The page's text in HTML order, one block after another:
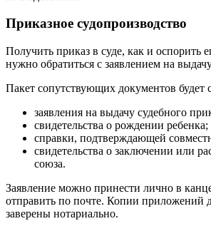
Приказное судопроизводство
Получить приказ в суде, как и оспорить
нужно обратиться с заявлением на
Пакет сопутствующих документов будет
заявления на выдачу судебного
свидетельства о рождении ребенка;
справки, подтверждающей
свидетельства о заключении или
союза.
Заявление можно принести лично в
отправить по почте. Копии приложений
заверены нотариально.